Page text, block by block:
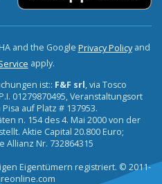
and the Google Privacy Policyand
apply.
ist:: F&F srl, via Tosco
01279870495, Veranstaltungsort
auf Platz # 137953.
n. 154 des 4. Mai 2000 von der
Aktie Capital 20.800 Euro;
Allianz Nr. 732864315
Eigentümern registriert. © 2011-